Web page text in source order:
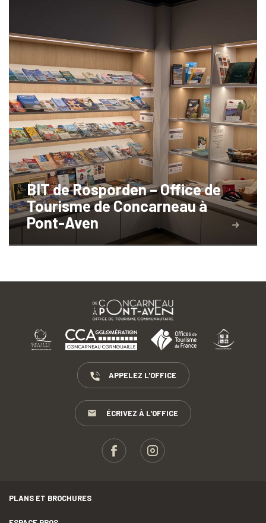
BIT de Rosporden – Office de
Tourisme de Concarneau à
Pont-Aven
APPELEZ L'OFFICE
ÉCRIVEZ À L'OFFICE
PLANS ET BROCHURES